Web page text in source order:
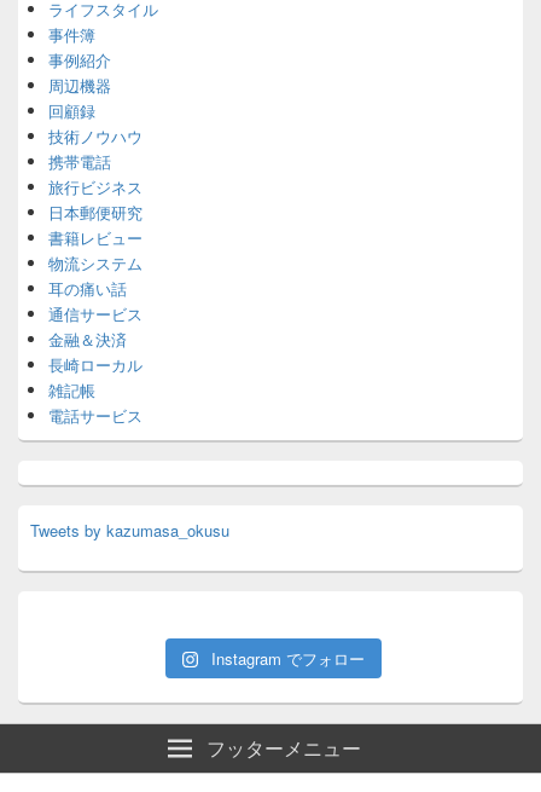
ライフスタイル
事件簿
事例紹介
周辺機器
回顧録
技術ノウハウ
携帯電話
旅行ビジネス
日本郵便研究
書籍レビュー
物流システム
耳の痛い話
通信サービス
金融＆決済
長崎ローカル
雑記帳
電話サービス
Tweets by kazumasa_okusu
Instagram でフォロー
フッターメニュー